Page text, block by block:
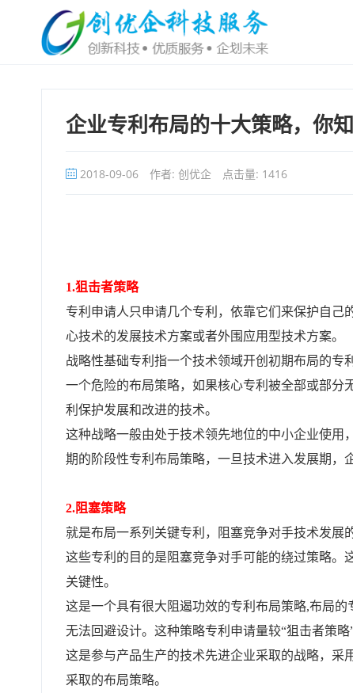
企业专利布局的十大策略，你
2018-09-06 作者: 创优企 点击量: 1416
1.狙击者策略
专利申请人只申请几个专利，依靠它们来保护自
心技术的发展技术方案或者外围应用型技术方案。
战略性基础专利指一个技术领域开创初期布局的
一个危险的布局策略，如果核心专利被全部或部分
利保护发展和改进的技术。
这种战略一般由处于技术领先地位的中小企业使
期的阶段性专利布局策略，一旦技术进入发展期，
2.阻塞策略
就是布局一系列关键专利，阻塞竞争对手技术发
这些专利的目的是阻塞竞争对手可能的绕过策略。
关键性。
这是一个具有很大阻遏功效的专利布局策略,布局
无法回避设计。这种策略专利申请量较“狙击者策略”
这是参与产品生产的技术先进企业采取的战略，采
采取的布局策略。